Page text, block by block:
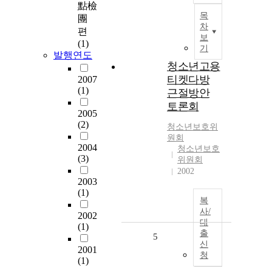
點檢
團
편
(1)
발행연도
2007
(1)
2005
(2)
2004
(3)
2003
(1)
2002
(1)
2001
(1)
목
차
보
기
청소년고용
티켓다방
근절방안
토론회
청소년 보호위
원회
청소년보호
위원회
2002
복
사/
대
출
신
청
5